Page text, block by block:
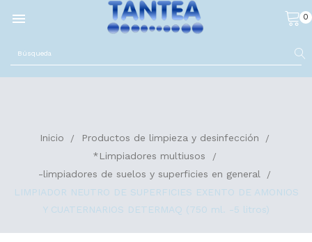
 0
Inicio
Productos de limpieza y desinfección
*Limpiadores multiusos
-limpiadores de suelos y superficies en general
LIMPIADOR NEUTRO DE SUPERFICIES EXENTO DE AMONIOS
Y CUATERNARIOS DETERMAQ (750 ml. -5 litros)